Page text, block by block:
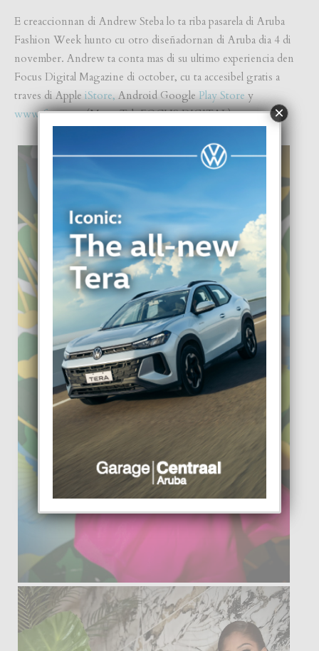
E creaccionnan di Andrew Steba lo ta riba pasarela di Aruba
Fashion Week hunto cu otro diseñadornan di Aruba dia 4 di
november. Andrew ta conta mas di su ultimo experiencia den
Focus Digital Magazine di october, cu ta accesibel gratis a
traves di AppleiStore,Android GooglePlay Storey
www.focus.aw(Menu Tab FOCUS DIGITAL). ×